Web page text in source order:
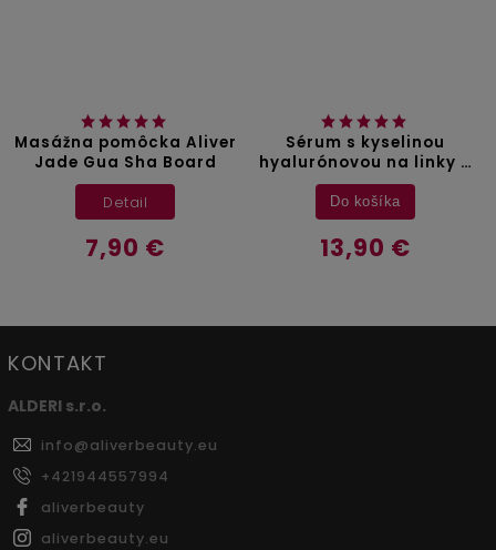
Masážna pomôcka Aliver
Jade Gua Sha Board
7,90 €
Detail
Sérum s kyselinou
hyalurónovou na linky a
vrásky One1X - 30 ml
13,90 €
Do košíka
KONTAKT
ALDERI s.r.o.
info@aliverbeauty.eu
+421944557994
aliverbeauty
aliverbeauty.eu